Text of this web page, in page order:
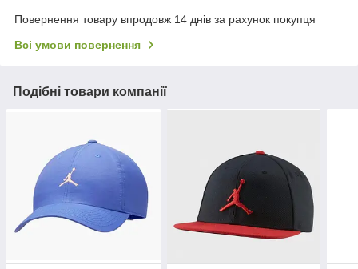
Повернення товару впродовж 14 днів за рахунок покупця
Всі умови повернення
Подібні товари компанії